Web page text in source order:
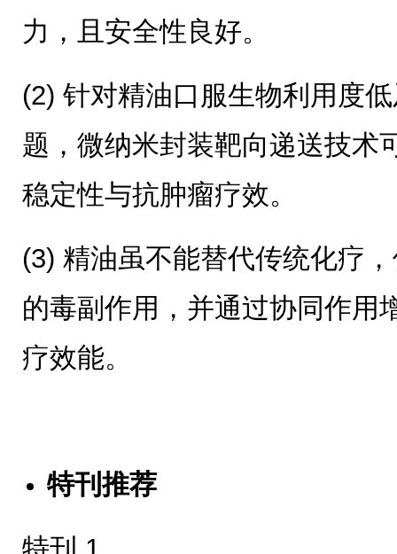
力，且安全性良好。
(2) 针对精油口服生物利用度
题，微纳米封装靶向递送技术
稳定性与抗肿瘤疗效。
(3) 精油虽不能替代传统化疗
的毒副作用，并通过协同作用
疗效能。
特刊推荐